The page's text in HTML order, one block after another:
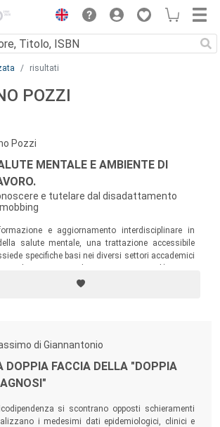
risultati
POZZI
Pozzi
MENTALE E AMBIENTE DI
e tutelare dal disadattamento
e aggiornamento interdisciplinare in
salute mentale, una trattazione accessibile
specifiche basi nei diversi settori accademici
di Giannantonio
DOPPIA FACCIA DELLA "DOPPIA
si scontrano opposti schieramenti
i medesimi dati epidemiologici, clinici e